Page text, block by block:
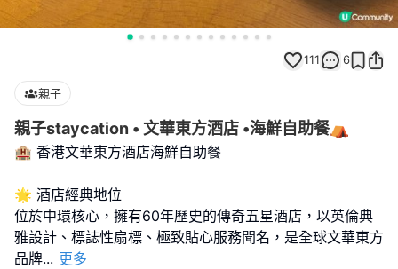
111 6
親子
親子staycation • 文華東方酒店 •海鮮自助餐⛺️
🏨 香港文華東方酒店海鮮自助餐
🌟 酒店經典地位
位於中環核心，擁有60年歷史的傳奇五星酒店，以英倫典
雅設計、標誌性扇標、極致貼心服務聞名，是全球文華東方
品牌... 更多